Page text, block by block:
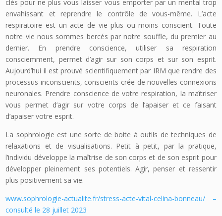
clés pour ne plus vous laisser vous emporter par un mental trop
envahissant et reprendre le contrôle de vous-même. L’acte
respiratoire est un acte de vie plus ou moins conscient. Toute
notre vie nous sommes bercés par notre souffle, du premier au
dernier. En prendre conscience, utiliser sa respiration
consciemment, permet d’agir sur son corps et sur son esprit.
Aujourd’hui il est prouvé scientifiquement par IRM que rendre des
processus inconscients, conscients crée de nouvelles connexions
neuronales. Prendre conscience de votre respiration, la maîtriser
vous permet d’agir sur votre corps de l’apaiser et ce faisant
d’apaiser votre esprit.
La sophrologie est une sorte de boite à outils de techniques de
relaxations et de visualisations. Petit à petit, par la pratique,
l’individu développe la maîtrise de son corps et de son esprit pour
développer pleinement ses potentiels. Agir, penser et ressentir
plus positivement sa vie.
www.sophrologie-actualite.fr/stress-acte-vital-celina-bonneau/ –
consulté le 28 juillet 2023